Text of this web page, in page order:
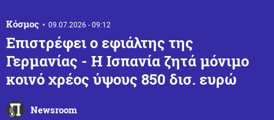
Κόσμος 09.07.2026 - 09:12
Επιστρέφει ο εφιάλτης της
Γερμανίας - Η Ισπανία ζητά μόνιμο
κοινό χρέος ύψους 850 δισ. ευρώ
Newsroom